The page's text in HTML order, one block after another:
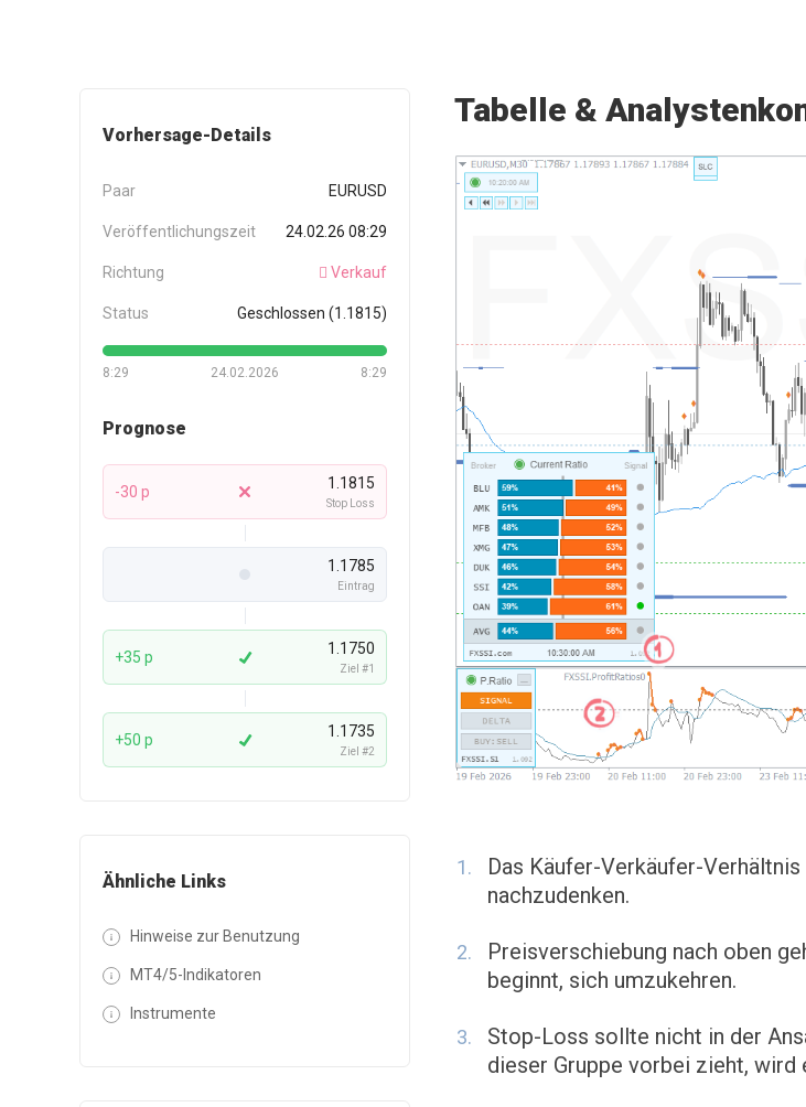
Vorhersage-Details
Paar EURUSD
Veröffentlichungszeit 24.02.26 08:29
Richtung Verkauf
Status Geschlossen (1.1815)
8:29 8:29
24.02.2026
Prognose
-30 p 1.1815
Stop Loss
1.1785
Eintrag
+35 p 1.1750
Ziel #1
+50 p 1.1735
Ziel #2
Ähnliche Links
Hinweise zur Benutzung
MT4/5-Indikatoren
Instrumente
Tabelle &
Das Käufer-Verkäufer-
nachzudenken.
Preisverschiebung nach oben
beginnt, sich umzukehren.
Stop-Loss sollte nicht in der
dieser Gruppe vorbei zieht,